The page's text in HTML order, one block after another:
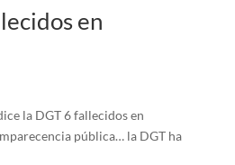
en
la DGT 6 fallecidos en
pública… la DGT ha